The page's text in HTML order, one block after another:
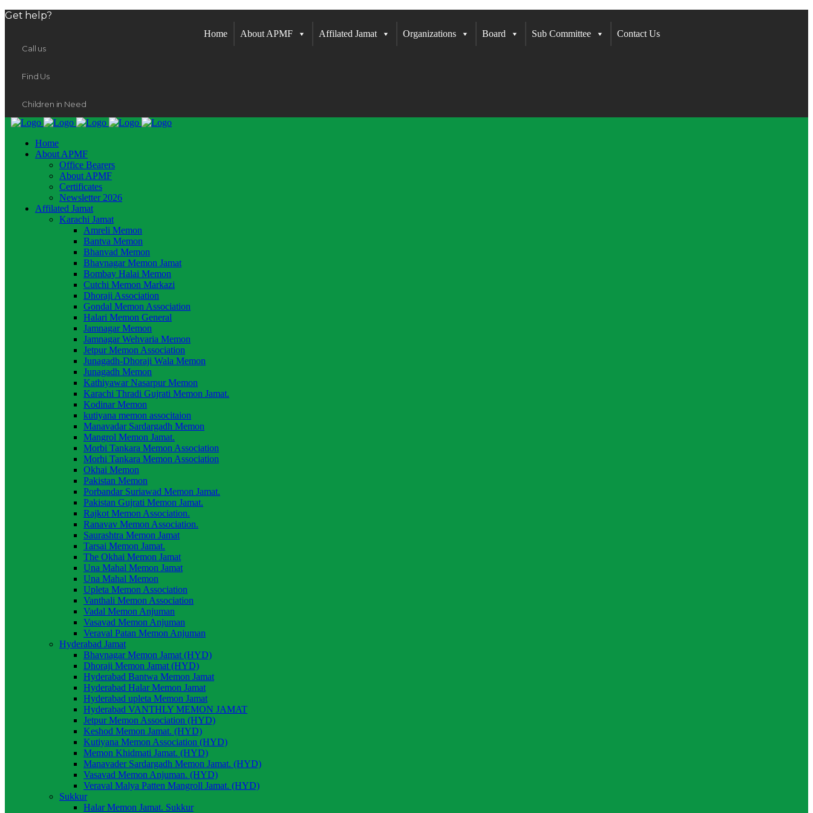
Get help?
Call us
Find Us
Children in Need
Home About APMF Affilated Jamat Organizations Board Sub Committee Contact Us
Home
About APMF
Office Bearers
About APMF
Certificates
Newsletter 2026
Affilated Jamat
Karachi Jamat
Amreli Memon
Bantva Memon
Bhanvad Memon
Bhavnagar Memon Jamat
Bombay Halai Memon
Cutchi Memon Markazi
Dhoraji Association
Gondal Memon Association
Halari Memon General
Jamnagar Memon
Jamnagar Wehvaria Memon
Jetpur Memon Association
Junagadh-Dhoraji Wala Memon
Junagadh Memon
Kathiyawar Nasarpur Memon
Karachi Thradi Gujrati Memon Jamat.
Kodinar Memon
kutiyana memon associtaion
Manavadar Sardargadh Memon
Mangrol Memon Jamat.
Morbi Tankara Memon Association
Morhi Tankara Memon Association
Okhai Memon
Pakistan Memon
Porbandar Suriawad Memon Jamat.
Pakistan Gujrati Memon Jamat.
Rajkot Memon Association.
Ranavav Memon Association.
Saurashtra Memon Jamat
Tarsai Memon Jamat.
The Okhai Memon Jamat
Una Mahal Memon Jamat
Una Mahal Memon
Upleta Memon Association
Vanthali Memon Association
Vadal Memon Anjuman
Vasavad Memon Anjuman
Veraval Patan Memon Anjuman
Hyderabad Jamat
Bhavnagar Memon Jamat (HYD)
Dhoraji Memon Jamat (HYD)
Hyderabad Bantwa Memon Jamat
Hyderabad Halar Memon Jamat
Hyderabad upleta Memon Jamat
Hyderabad VANTHLY MEMON JAMAT
Jetpur Memon Association (HYD)
Keshod Memon Jamat. (HYD)
Kutiyana Memon Association (HYD)
Memon Khidmati Jamat. (HYD)
Manavader Sardargadh Memon Jamat. (HYD)
Vasavad Memon Anjuman. (HYD)
Veraval Malya Patten Mangroll Jamat. (HYD)
Sukkur
Halar Memon Jamat. Sukkur